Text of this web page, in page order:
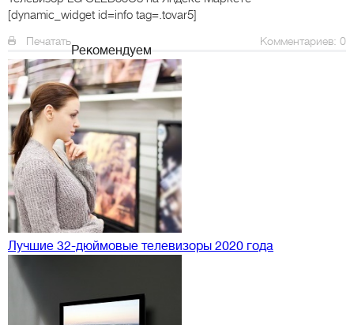
[dynamic_widget id=info tag=.tovar5]
Печатать Комментариев: 0
Рекомендуем
Лучшие 32-дюймовые телевизоры 2020 года